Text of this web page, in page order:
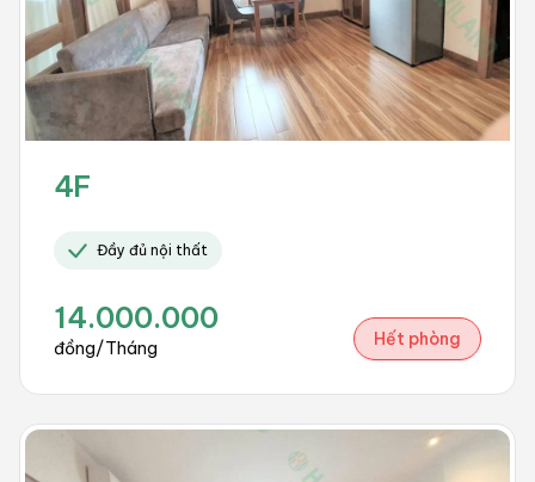
4F
Đầy đủ nội thất
14.000.000
đồng/Tháng Hết phòng